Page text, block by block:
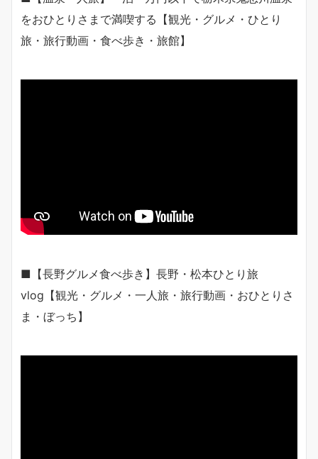
をおひとりさまで満喫する【観光・グルメ・ひとり
旅・旅行動画・食べ歩き・旅館】
■【長野グルメ食べ歩き】長野・松本ひとり旅
vlog【観光・グルメ・一人旅・旅行動画・おひとりさ
ま・ぼっち】